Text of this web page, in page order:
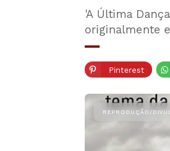
'A Última
originalmente
Pinterest